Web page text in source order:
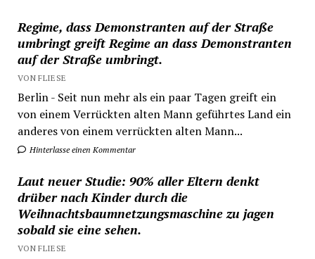
Regime, dass Demonstranten auf der Straße
umbringt greift Regime an dass Demonstranten
auf der Straße umbringt.
VON FLIESE
Berlin - Seit nun mehr als ein paar Tagen greift ein
von einem Verrückten alten Mann geführtes Land ein
anderes von einem verrückten alten Mann...
Hinterlasse einen Kommentar
Laut neuer Studie: 90% aller Eltern denkt
drüber nach Kinder durch die
Weihnachtsbaumnetzungsmaschine zu jagen
sobald sie eine sehen.
VON FLIESE